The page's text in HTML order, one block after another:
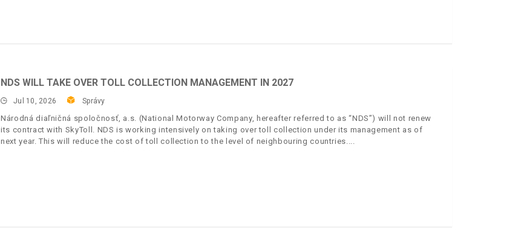
NDS WILL TAKE OVER TOLL COLLECTION MANAGEMENT IN 2027
Jul 10, 2026 Správy
Národná diaľničná spoločnosť, a.s. (National Motorway Company, hereafter referred to as “NDS”) will not renew
its contract with SkyToll. NDS is working intensively on taking over toll collection under its management as of
next year. This will reduce the cost of toll collection to the level of neighbouring countries.